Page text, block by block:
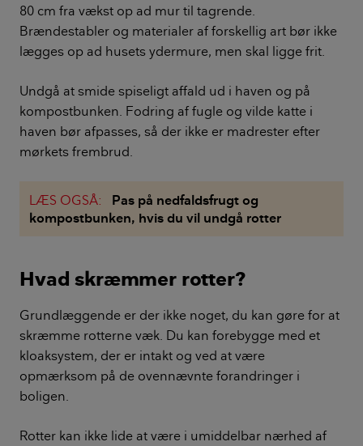
80 cm fra vækst op ad mur til tagrende.
Brændestabler og materialer af forskellig art bør ikke
lægges op ad husets ydermure, men skal ligge frit.
Undgå at smide spiseligt affald ud i haven og på
kompostbunken. Fodring af fugle og vilde katte i
haven bør afpasses, så der ikke er madrester efter
mørkets frembrud.
LÆS OGSÅ:
Pas på nedfaldsfrugt og
kompostbunken, hvis du vil undgå rotter
Hvad skræmmer rotter?
Grundlæggende er der ikke noget, du kan gøre for at
skræmme rotterne væk. Du kan forebygge med et
kloaksystem, der er intakt og ved at være
opmærksom på de ovennævnte forandringer i
boligen.
Rotter kan ikke lide at være i umiddelbar nærhed af